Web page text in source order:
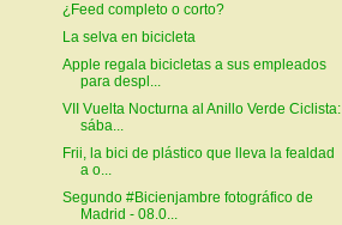
¿Feed completo o corto?
La selva en bicicleta
Apple regala bicicletas a sus empleados
para despl...
VII Vuelta Nocturna al Anillo Verde Ciclista:
sába...
Frii, la bici de plástico que lleva la fealdad
a o...
Segundo #Bicienjambre fotográfico de
Madrid - 08.0...